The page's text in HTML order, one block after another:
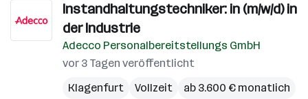
Instandhaltungstechniker: in (m/w/d) in
der Industrie
Adecco Personalbereitstellungs GmbH
vor 3 Tagen veröffentlicht
Klagenfurt
Vollzeit ab 3.600 € monatlich